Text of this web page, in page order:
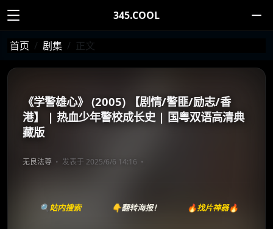
345.COOL
首页 剧集 正文
《学警雄心》 (2005) 【剧情/警匪/励志/香
港】 | 热血少年警校成长史 | 国粤双语高清典
藏版
无良法尊 发表于 2025/6/6 14:16
🔍站内搜索 👇翻转海报！ 🔥找片神器🔥